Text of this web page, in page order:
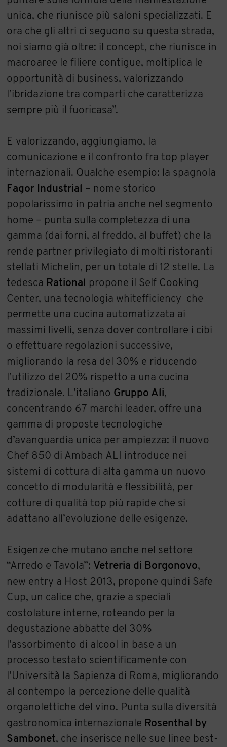
unica, che riunisce più saloni specializzati. E
ora che gli altri ci seguono su questa strada,
noi siamo già oltre: il concept, che riunisce in
macroaree le filiere contigue, moltiplica le
opportunità di business, valorizzando
l’ibridazione tra comparti che caratterizza
sempre più il fuoricasa”.
E valorizzando, aggiungiamo, la
comunicazione e il confronto fra top player
internazionali. Qualche esempio: la spagnola
Fagor Industrial – nome storico
popolarissimo in patria anche nel segmento
home – punta sulla completezza di una
gamma (dai forni, al freddo, al buffet) che la
rende partner privilegiato di molti ristoranti
stellati Michelin, per un totale di 12 stelle. La
tedesca Rational propone il Self Cooking
Center, una tecnologia whitefficiency che
permette una cucina automatizzata ai
massimi livelli, senza dover controllare i cibi
o effettuare regolazioni successive,
migliorando la resa del 30% e riducendo
l’utilizzo del 20% rispetto a una cucina
tradizionale. L’italiano Gruppo Ali,
concentrando 67 marchi leader, offre una
gamma di proposte tecnologiche
d’avanguardia unica per ampiezza: il nuovo
Chef 850 di Ambach ALI introduce nei
sistemi di cottura di alta gamma un nuovo
concetto di modularità e flessibilità, per
cotture di qualità top più rapide che si
adattano all’evoluzione delle esigenze.
Esigenze che mutano anche nel settore
“Arredo e Tavola”: Vetreria di Borgonovo,
new entry a Host 2013, propone quindi Safe
Cup, un calice che, grazie a speciali
costolature interne, roteando per la
degustazione abbatte del 30%
l’assorbimento di alcool in base a un
processo testato scientificamente con
l’Università la Sapienza di Roma, migliorando
al contempo la percezione delle qualità
organolettiche del vino. Punta sulla diversità
gastronomica internazionale Rosenthal by
Sambonet, che inserisce nelle sue linee best-